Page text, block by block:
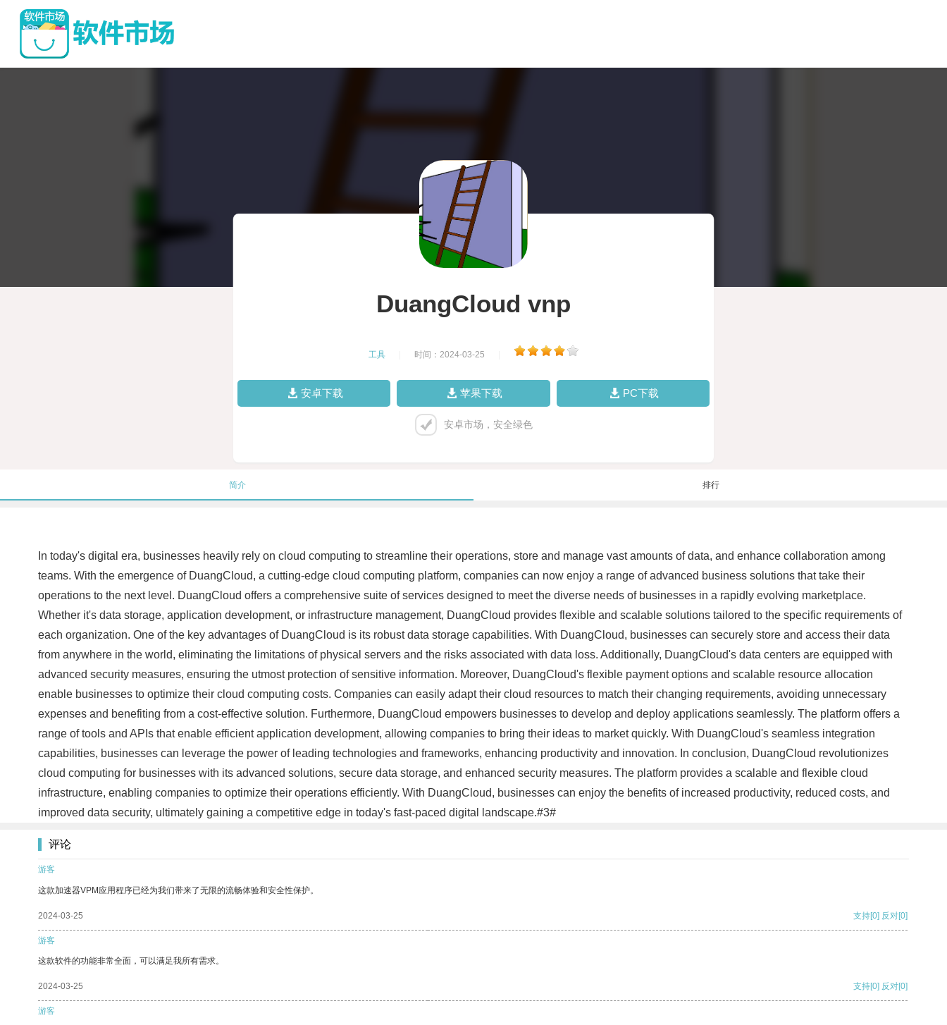
DuangCloud vnp
工具 时间：2024-03-25
安卓下载 苹果下载 PC下载
安卓市场，安全绿色
简介 排行
In today's digital era, businesses heavily rely on cloud computing to streamline their operations, store and manage vast amounts of data, and enhance collaboration among
teams. With the emergence of DuangCloud, a cutting-edge cloud computing platform, companies can now enjoy a range of advanced business solutions that take their
operations to the next level. DuangCloud offers a comprehensive suite of services designed to meet the diverse needs of businesses in a rapidly evolving marketplace.
Whether it's data storage, application development, or infrastructure management, DuangCloud provides flexible and scalable solutions tailored to the specific requirements of
each organization. One of the key advantages of DuangCloud is its robust data storage capabilities. With DuangCloud, businesses can securely store and access their data
from anywhere in the world, eliminating the limitations of physical servers and the risks associated with data loss. Additionally, DuangCloud's data centers are equipped with
advanced security measures, ensuring the utmost protection of sensitive information. Moreover, DuangCloud's flexible payment options and scalable resource allocation
enable businesses to optimize their cloud computing costs. Companies can easily adapt their cloud resources to match their changing requirements, avoiding unnecessary
expenses and benefiting from a cost-effective solution. Furthermore, DuangCloud empowers businesses to develop and deploy applications seamlessly. The platform offers a
range of tools and APIs that enable efficient application development, allowing companies to bring their ideas to market quickly. With DuangCloud's seamless integration
capabilities, businesses can leverage the power of leading technologies and frameworks, enhancing productivity and innovation. In conclusion, DuangCloud revolutionizes
cloud computing for businesses with its advanced solutions, secure data storage, and enhanced security measures. The platform provides a scalable and flexible cloud
infrastructure, enabling companies to optimize their operations efficiently. With DuangCloud, businesses can enjoy the benefits of increased productivity, reduced costs, and
improved data security, ultimately gaining a competitive edge in today's fast-paced digital landscape.#3#
评论
游客
这款加速器VPM应用程序已经为我们带来了无限的流畅体验和安全性保护。
2024-03-25 支持[0] 反对[0]
游客
这款软件的功能非常全面，可以满足我所有需求。
2024-03-25 支持[0] 反对[0]
游客